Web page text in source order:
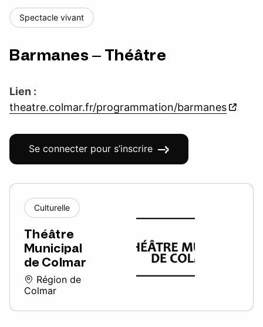
Spectacle vivant
Barmanes – Théâtre
Lien :
theatre.colmar.fr/programmation/barmanes
Se connecter pour s’inscrire
Culturelle
Théâtre
Municipal
de Colmar
Région de
Colmar